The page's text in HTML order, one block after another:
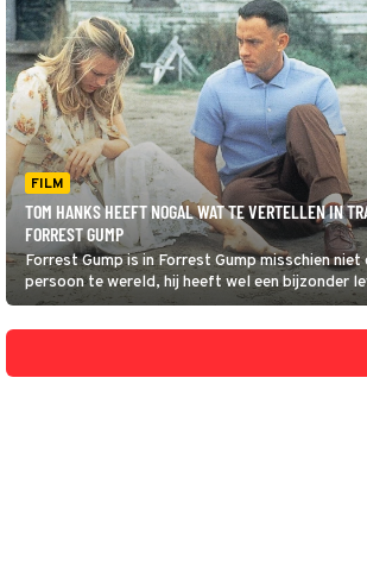
FILM
TOM HANKS HEEFT NOGAL WAT TE VERTELLEN IN
FORREST GUMP
Forrest Gump is in Forrest Gump misschien
persoon te wereld, hij heeft wel een bijzonder